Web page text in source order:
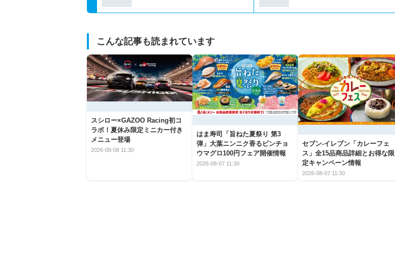
こんな記事も読まれています
スシロー×GAZOO Racing初コ
ラボ！夏休み限定ミニカー付き
メニュー登場
2026-08-08 11:30
はま寿司「旨ねた夏祭り 第3
弾」大葉ニンニク香るビンチョ
ウマグロ100円フェア開催情報
2026-08-07 11:30
セブン‐イレブン「カレーフェ
ス」全15品商品詳細とお得な限
定キャンペーン情報
2026-08-07 11:30